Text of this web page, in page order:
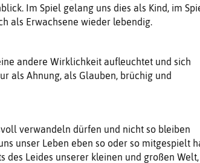
Im Spiel gelang uns dies als Kind, im
als Erwachsene wieder lebendig.
andere Wirklichkeit aufleuchtet und sich
als Ahnung, als Glauben, brüchig und
verwandeln dürfen und nicht so bleiben
unser Leben eben so oder so mitgespielt
des Leides unserer kleinen und großen Welt,